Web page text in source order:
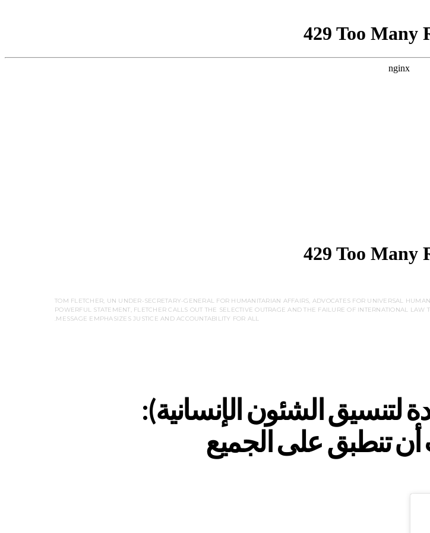
TOM FLETCHER, UN UNDER-SECRETARY-GENERAL FOR HUMANITARIAN AFFAIRS, ADVOCATES FOR UNIVERSAL
POWERFUL STATEMENT, FLETCHER CALLS OUT THE SELECTIVE OUTRAGE AND THE FAILURE OF INTERNATIONAL
MESSAGE EMPHASIZES JUSTICE AND ACCOUNTABILITY FOR ALL.
لتنسيق الشئون الإنسانية):
أن تنطبق على الجميع